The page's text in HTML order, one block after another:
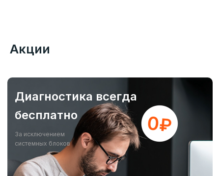
Акции
Диагностика всегда
бесплатно
За исключением
системных блоков